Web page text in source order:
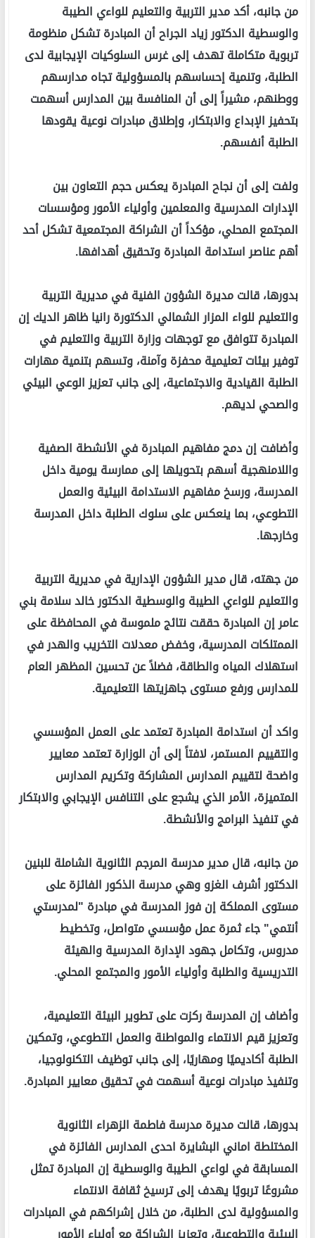
من جانبه، أكد مدير التربية والتعليم للواءي الطيبة
والوسطية الدكتور زياد الجراح أن المبادرة تشكل منظومة
تربوية متكاملة تهدف إلى غرس السلوكيات الإيجابية لدى
الطلبة، وتنمية إحساسهم بالمسؤولية تجاه مدارسهم
ووطنهم، مشيراً إلى أن المنافسة بين المدارس أسهمت
بتحفيز الإبداع والابتكار، وإطلاق مبادرات نوعية يقودها
الطلبة أنفسهم.
ولفت إلى أن نجاح المبادرة يعكس حجم التعاون بين
الإدارات المدرسية والمعلمين وأولياء الأمور ومؤسسات
المجتمع المحلي، مؤكداً أن الشراكة المجتمعية تشكل أحد
أهم عناصر استدامة المبادرة وتحقيق أهدافها.
بدورها، قالت مديرة الشؤون الفنية في مديرية التربية
والتعليم للواء المزار الشمالي الدكتورة رانيا ظاهر الديك إن
المبادرة تتوافق مع توجهات وزارة التربية والتعليم في
توفير بيئات تعليمية محفزة وآمنة، وتسهم بتنمية مهارات
الطلبة القيادية والاجتماعية، إلى جانب تعزيز الوعي البيئي
والصحي لديهم.
وأضافت إن دمج مفاهيم المبادرة في الأنشطة الصفية
واللامنهجية أسهم بتحويلها إلى ممارسة يومية داخل
المدرسة، ورسخ مفاهيم الاستدامة البيئية والعمل
التطوعي، بما ينعكس على سلوك الطلبة داخل المدرسة
وخارجها.
من جهته، قال مدير الشؤون الإدارية في مديرية التربية
والتعليم للواءي الطيبة والوسطية الدكتور خالد سلامة بني
عامر إن المبادرة حققت نتائج ملموسة في المحافظة على
الممتلكات المدرسية، وخفض معدلات التخريب والهدر في
استهلاك المياه والطاقة، فضلاً عن تحسين المظهر العام
للمدارس ورفع مستوى جاهزيتها التعليمية.
واكد أن استدامة المبادرة تعتمد على العمل المؤسسي
والتقييم المستمر، لافتاً إلى أن الوزارة تعتمد معايير
واضحة لتقييم المدارس المشاركة وتكريم المدارس
المتميزة، الأمر الذي يشجع على التنافس الإيجابي والابتكار
في تنفيذ البرامج والأنشطة.
من جانبه، قال مدير مدرسة المرجم الثانوية الشاملة للبنين
الدكتور أشرف الغزو وهي مدرسة الذكور الفائزة على
مستوى المملكة إن فوز المدرسة في مبادرة "لمدرستي
أنتمي" جاء ثمرة عمل مؤسسي متواصل، وتخطيط
مدروس، وتكامل جهود الإدارة المدرسية والهيئة
التدريسية والطلبة وأولياء الأمور والمجتمع المحلي.
وأضاف إن المدرسة ركزت على تطوير البيئة التعليمية،
وتعزيز قيم الانتماء والمواطنة والعمل التطوعي، وتمكين
الطلبة أكاديميًا ومهاريًا، إلى جانب توظيف التكنولوجيا،
وتنفيذ مبادرات نوعية أسهمت في تحقيق معايير المبادرة.
بدورها، قالت مديرة مدرسة فاطمة الزهراء الثانوية
المختلطة اماني البشايرة احدى المدارس الفائزة في
المسابقة في لواءي الطيبة والوسطية إن المبادرة تمثل
مشروعًا تربويًا يهدف إلى ترسيخ ثقافة الانتماء
والمسؤولية لدى الطلبة، من خلال إشراكهم في المبادرات